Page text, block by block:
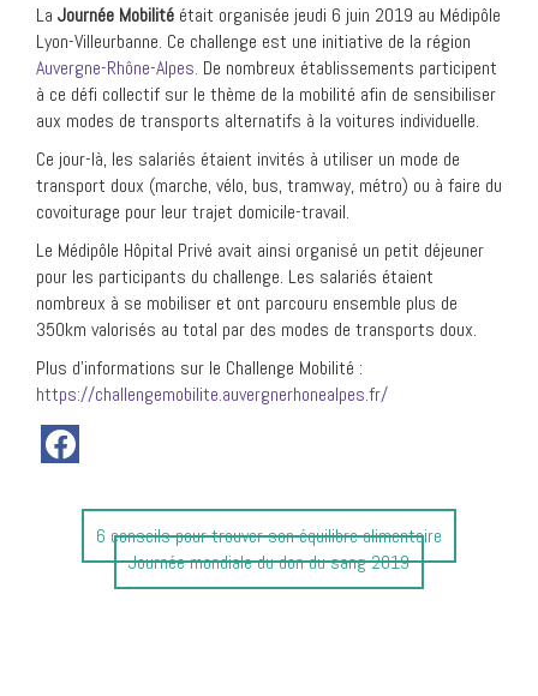
La Journée Mobilité était organisée jeudi 6 juin 2019 au Médipôle
Lyon-Villeurbanne. Ce challenge est une initiative de la région
Auvergne-Rhône-Alpes. De nombreux établissements participent
à ce défi collectif sur le thème de la mobilité afin de sensibiliser
aux modes de transports alternatifs à la voitures individuelle.
Ce jour-là, les salariés étaient invités à utiliser un mode de
transport doux (marche, vélo, bus, tramway, métro) ou à faire du
covoiturage pour leur trajet domicile-travail.
Le Médipôle Hôpital Privé avait ainsi organisé un petit déjeuner
pour les participants du challenge. Les salariés étaient
nombreux à se mobiliser et ont parcouru ensemble plus de
350km valorisés au total par des modes de transports doux.
Plus d’informations sur le Challenge Mobilité :
https://challengemobilite.auvergnerhonealpes.fr/
Article
précédent
6 conseils pour trouver son équilibre alimentaire
Article
suivant
Journée mondiale du don du sang 2019